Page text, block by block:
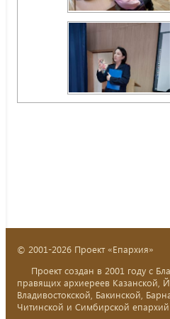
© 2001-2026 Проект «Епархия»
Проект создан в 2001 году с
правящих архиереев Казанской,
Владивостокской, Бакинской,
Читинской и Симбирской